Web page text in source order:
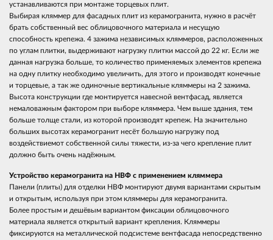
устанавливаются при монтаже торцевых плит.
Выбирая кляммер для фасадных плит из керамогранита, нужно в расчёт
брать собственный вес облицовочного материала и несущую
способность крепежа. 4 зажима независимых кляммеров, расположенных
по углам плитки, выдерживают нагрузку плитки массой до 22 кг. Если же
данная нагрузка больше, то количество применяемых элементов крепежа
на одну плитку необходимо увеличить, для этого и производят конечные
и торцевые, а так же одиночные вертикальные кляммеры на 2 зажима.
Высота конструкции где монтируется навесной вентфасад, является
немаловажным фактором при выборе кляммера. Чем выше здания, тем
больше толще стали, из которой производят крепеж. На значительно
больших высотах керамогранит несёт большую нагрузку под
воздействиемот собственной силы тяжести, из-за чего крепление плит
должно быть очень надёжным.
Устройство керамогранита на НВФ с применением кляммера
Панели (плиты) для отделки НВФ монтируют двумя вариантами скрытым
и открытым, используя при этом кляммеры для керамогранита.
Более простым и дешёвым вариантом фиксации облицовочного
материала является открытый вариант крепления. Кляммеры
фиксируются на металлической подсистеме вентфасада непосредственно